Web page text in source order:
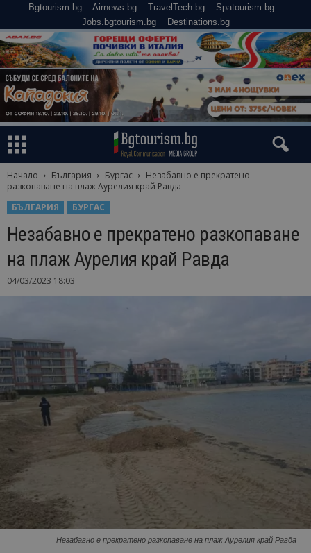
Bgtourism.bg Airnews.bg TravelTech.bg
Spatourism.bg
Jobs.bgtourism.bg
Destinations.bg
Начало България Бургас
Незабавно е прекратено
разкопаване на плаж Аурелия край Равда
БЪЛГАРИЯ
БУРГАС
Незабавно е прекратено разкопаване
на плаж Аурелия край Равда
04/03/2023 18:03
Незабавно е прекратено разкопаване на плаж Аурелия край Равда